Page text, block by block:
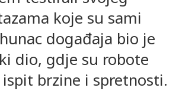
koje su sami
događaja bio je
dio, gdje su robote
brzine i spretnosti.